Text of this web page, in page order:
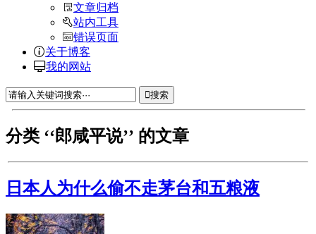
文章归档
站内工具
错误页面
关于博客
我的网站
搜索
分类 ‘‘郎咸平说’’ 的文章
日本人为什么偷不走茅台和五粮液